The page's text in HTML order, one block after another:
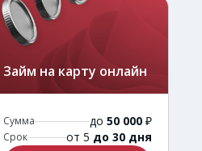
Займ на карту онлайн
Сумма до 50 000 ₽
Срок от 5 до 30 дня